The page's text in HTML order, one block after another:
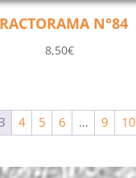
N°84
8,50€
4 5 6 … 9 10